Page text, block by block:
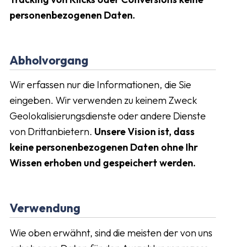
personenbezogenen Daten.
Abholvorgang
Wir erfassen nur die Informationen, die Sie
eingeben. Wir verwenden zu keinem Zweck
Geolokalisierungsdienste oder andere Dienste
von Drittanbietern. Unsere Vision ist, dass
keine personenbezogenen Daten ohne Ihr
Wissen erhoben und gespeichert werden.
Verwendung
Wie oben erwähnt, sind die meisten der von uns